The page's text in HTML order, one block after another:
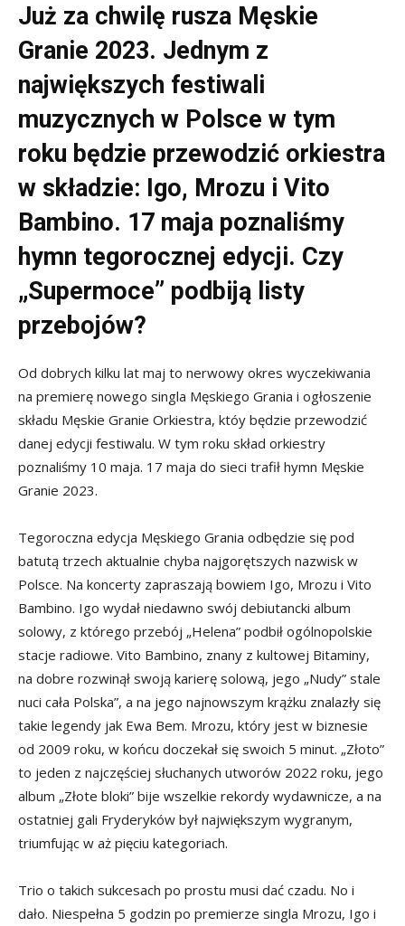
Już za chwilę rusza Męskie
Granie 2023. Jednym z
największych festiwali
muzycznych w Polsce w tym
roku będzie przewodzić orkiestra
w składzie: Igo, Mrozu i Vito
Bambino. 17 maja poznaliśmy
hymn tegorocznej edycji. Czy
„Supermoce” podbiją listy
przebojów?
Od dobrych kilku lat maj to nerwowy okres wyczekiwania
na premierę nowego singla Męskiego Grania i ogłoszenie
składu Męskie Granie Orkiestra, któy będzie przewodzić
danej edycji festiwalu. W tym roku skład orkiestry
poznaliśmy 10 maja. 17 maja do sieci trafił hymn Męskie
Granie 2023.
Tegoroczna edycja Męskiego Grania odbędzie się pod
batutą trzech aktualnie chyba najgorętszych nazwisk w
Polsce. Na koncerty zapraszają bowiem Igo, Mrozu i Vito
Bambino. Igo wydał niedawno swój debiutancki album
solowy, z którego przebój „Helena” podbił ogólnopolskie
stacje radiowe. Vito Bambino, znany z kultowej Bitaminy,
na dobre rozwinął swoją karierę solową, jego „Nudy” stale
nuci cała Polska”, a na jego najnowszym krążku znalazły się
takie legendy jak Ewa Bem. Mrozu, który jest w biznesie
od 2009 roku, w końcu doczekał się swoich 5 minut. „Złoto”
to jeden z najczęściej słuchanych utworów 2022 roku, jego
album „Złote bloki” bije wszelkie rekordy wydawnicze, a na
ostatniej gali Fryderyków był największym wygranym,
triumfując w aż pięciu kategoriach.
Trio o takich sukcesach po prostu musi dać czadu. No i
dało. Niespełna 5 godzin po premierze singla Mrozu, Igo i